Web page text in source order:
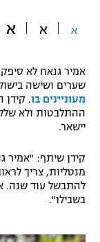
"מחצית
משתתפים
תקנון משתתפים
תקנון עבור פעילות
טניס
גיימינג E-Sports
תנאי שימוש
אופניים
כדורמים
פוטבול אמריקאי NFL
בייסבול MLB
ספורט אתגרי
א א א
אמיר גנאח לא
שערים ושישה
מעוניינים בו. קידן
ההתלבטות ולא
יישאר.
קידן שיתף: "אמיר
מנטליות, צריך
להתבשל עוד שנה.
בשבילו".